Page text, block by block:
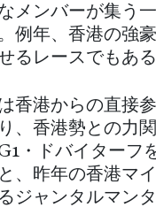
メンバーが集う
例年、香港の強
るレースでもある
香港からの直接
、香港勢との力
・ドバイターフ
、昨年の香港マ
ジャンタルマン